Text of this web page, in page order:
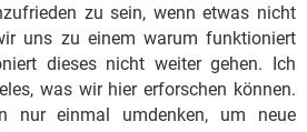
zu sein, wenn etwas nicht
uns zu einem warum funktioniert
dieses nicht weiter gehen. Ich
was wir hier erforschen können.
nur einmal umdenken, um neue